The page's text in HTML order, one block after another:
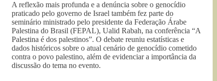
A reflexão mais profunda e a denúncia sobre o genocídio
praticado pelo governo de Israel também fez parte do
seminário ministrado pelo presidente da Federação Árabe
Palestina do Brasil (FEPAL), Ualid Rabah, na conferência “A
Palestina é dos palestinos”. O debate reuniu estatísticas e
dados históricos sobre o atual cenário de genocídio cometido
contra o povo palestino, além de evidenciar a importância da
discussão do tema no evento.